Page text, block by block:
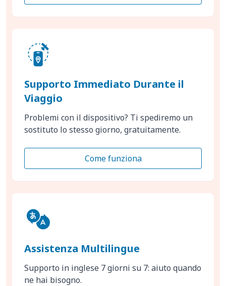
Supporto Immediato Durante il
Viaggio
Problemi con il dispositivo? Ti spediremo un
sostituto lo stesso giorno, gratuitamente.
Come funziona
Assistenza Multilingue
Supporto in inglese 7 giorni su 7: aiuto quando
ne hai bisogno.